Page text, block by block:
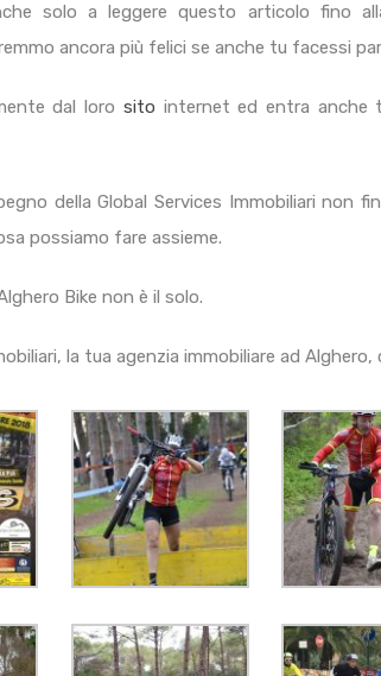
solo a leggere questo articolo fino
ancora più felici se anche tu facessi
dal loro sito internet ed entra anche
della Global Services Immobiliari non
possiamo fare assieme.
Bike non è il solo.
la tua agenzia immobiliare ad